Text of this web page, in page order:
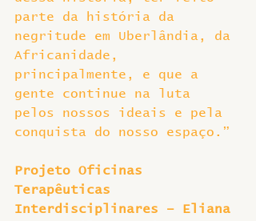
parte da história da
negritude em Uberlândia, da
Africanidade,
principalmente, e que a
gente continue na luta
pelos nossos ideais e pela
conquista do nosso espaço.”
Projeto Oficinas
Terapêuticas
Interdisciplinares – Eliana